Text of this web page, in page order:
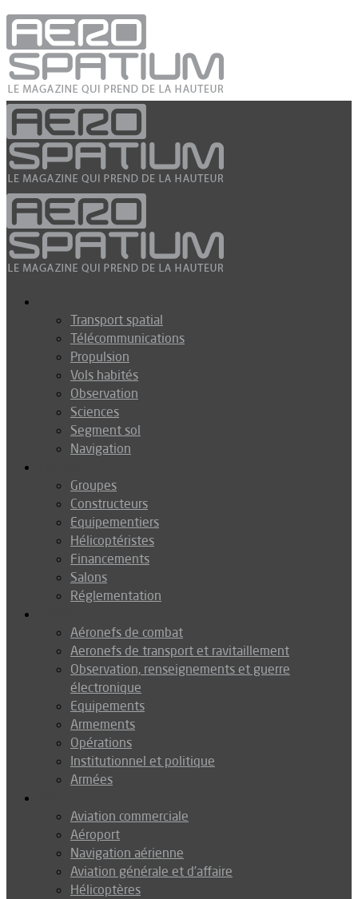
Transport spatial
Télécommunications
Propulsion
Vols habités
Observation
Sciences
Segment sol
Navigation
Groupes
Constructeurs
Equipementiers
Hélicoptéristes
Financements
Salons
Réglementation
Aéronefs de combat
Aeronefs de transport et ravitaillement
Observation, renseignements et guerre
électronique
Equipements
Armements
Opérations
Institutionnel et politique
Armées
Aviation commerciale
Aéroport
Navigation aérienne
Aviation générale et d’affaire
Hélicoptères